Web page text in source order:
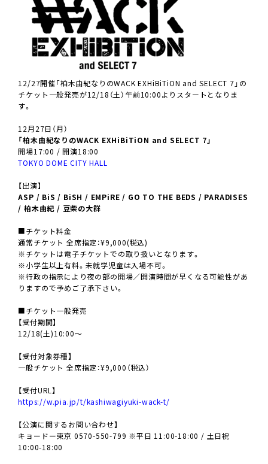
12/27開催「柏木由紀なりのWACK EXHiBiTiON and SELECT 7」の
チケット一般発売が12/18（土）午前10:00よりスタートとなりま
す。
12月27日（月）
「柏木由紀なりのWACK EXHiBiTiON and SELECT 7」
開場17:00 / 開演18:00
TOKYO DOME CITY HALL
【出演】
ASP / BiS / BiSH / EMPiRE / GO TO THE BEDS / PARADISES
/ 柏木由紀 / 豆柴の大群
■チケット料金
通常チケット 全席指定：¥9,000(税込)
※チケットは電子チケットでの取り扱いとなります。
※小学生以上有料。未就学児童は入場不可。
※行政の指示により夜の部の開場／開演時間が早くなる可能性があ
りますので予めご了承下さい。
■チケット一般発売
【受付期間】
12/18(土)10:00〜
【受付対象券種】
一般チケット 全席指定：¥9,000（税込）
【受付URL】
https://w.pia.jp/t/kashiwagiyuki-wack-t/
【公演に関するお問い合わせ】
キョードー東京 0570-550-799 ※平日 11:00-18:00 / 土日祝
10:00-18:00